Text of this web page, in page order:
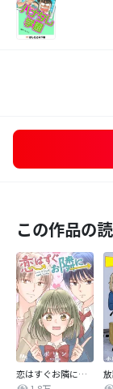
この作品の
恋はすぐお隣に【タテヨミ】